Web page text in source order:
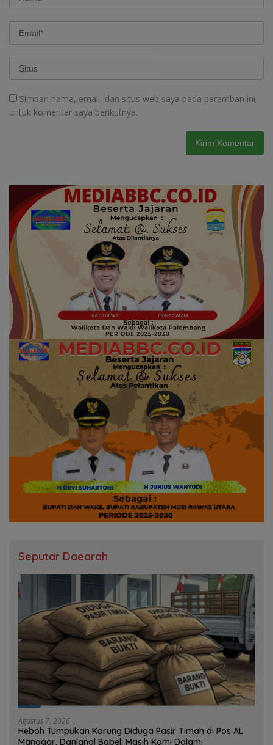
Simpan nama, email, dan situs web saya pada peramban ini
untuk komentar saya berikutnya.
Seputar Daearah
Agustus 7, 2026
Heboh Tumpukan Karung Diduga Pasir Timah di Pos AL
Manggar, Danlanal Babel: Masih Kami Dalami